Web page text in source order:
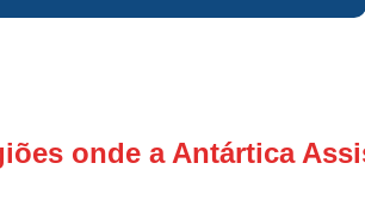
onde a Antártica